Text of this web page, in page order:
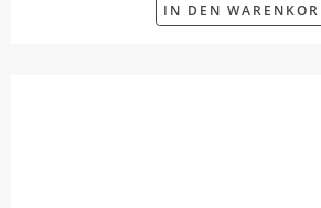
IN DEN